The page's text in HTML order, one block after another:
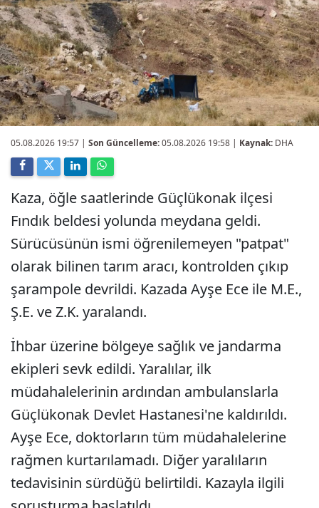
05.08.2026 19:57 | Son Güncelleme:05.08.2026 19:58 | Kaynak: DHA
Kaza, öğle saatlerinde Güçlükonak ilçesi
Fındık beldesi yolunda meydana geldi.
Sürücüsünün ismi öğrenilemeyen "patpat"
olarak bilinen tarım aracı, kontrolden çıkıp
şarampole devrildi. Kazada Ayşe Ece ile M.E.,
Ş.E. ve Z.K. yaralandı.
İhbar üzerine bölgeye sağlık ve jandarma
ekipleri sevk edildi. Yaralılar, ilk
müdahalelerinin ardından ambulanslarla
Güçlükonak Devlet Hastanesi'ne kaldırıldı.
Ayşe Ece, doktorların tüm müdahalelerine
rağmen kurtarılamadı. Diğer yaralıların
tedavisinin sürdüğü belirtildi. Kazayla ilgili